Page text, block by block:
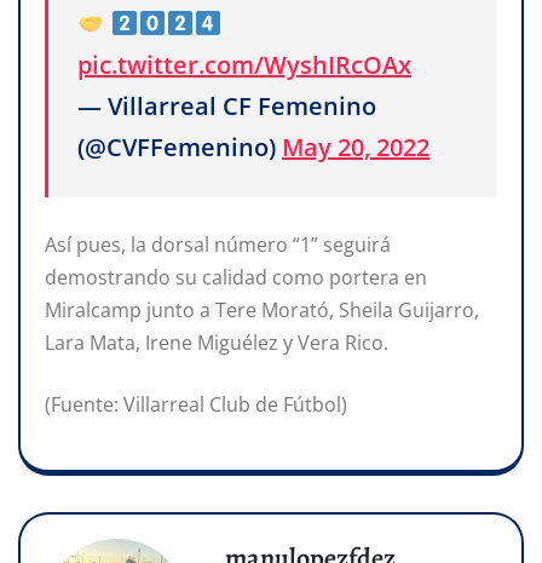
pic.twitter.com/WyshIRcOAx
— Villarreal CF Femenino
(@CVFFemenino) May 20, 2022
Así pues, la dorsal número “1” seguirá
demostrando su calidad como portera en
Miralcamp junto a Tere Morató, Sheila Guijarro,
Lara Mata, Irene Miguélez y Vera Rico.
(Fuente: Villarreal Club de Fútbol)